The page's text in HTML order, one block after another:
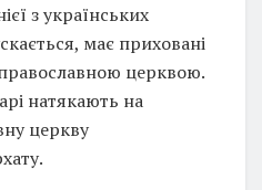
з українських
має приховані
церквою.
натякають на
церкву